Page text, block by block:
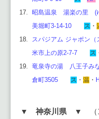
昭島温泉 湯楽の里 (
美堀町3-14-10
ス ・
スパジアム ジャポン（
米市上の原2-7-7
ス
竜泉寺の湯 八王子み
倉町3505
ス ・ 温 ・
▼ 神奈川県 ▼ （